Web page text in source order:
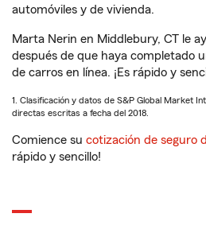
automóviles y de vivienda.
Marta Nerin en Middlebury, CT le
después de que haya completado
de carros en línea. ¡Es rápido y
1. Clasificación y datos de S&P Global Market
directas escritas a fecha del 2018.
Comience su cotización de seguro
rápido y sencillo!